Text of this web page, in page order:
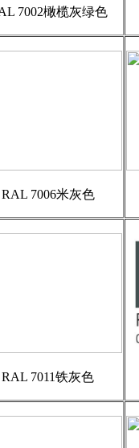
7002橄榄灰绿色
RAL 7006米灰色
RAL 7011铁灰色